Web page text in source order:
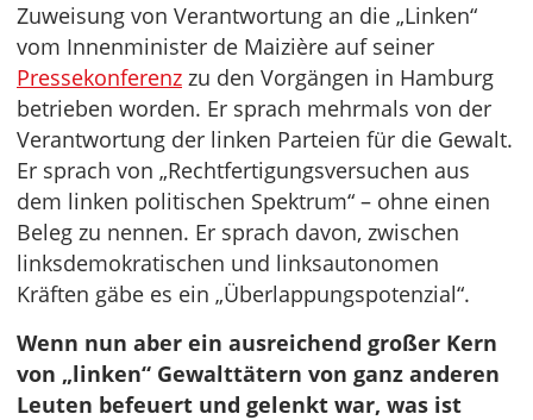
Zuweisung von Verantwortung an die „Linken“
vom Innenminister de Maizière auf seiner
Pressekonferenz zu den Vorgängen in Hamburg
betrieben worden. Er sprach mehrmals von der
Verantwortung der linken Parteien für die Gewalt.
Er sprach von „Rechtfertigungsversuchen aus
dem linken politischen Spektrum“ – ohne einen
Beleg zu nennen. Er sprach davon, zwischen
linksdemokratischen und linksautonomen
Kräften gäbe es ein „Überlappungspotenzial“.
Wenn nun aber ein ausreichend großer Kern
von „linken“ Gewalttätern von ganz anderen
Leuten befeuert und gelenkt war, was ist